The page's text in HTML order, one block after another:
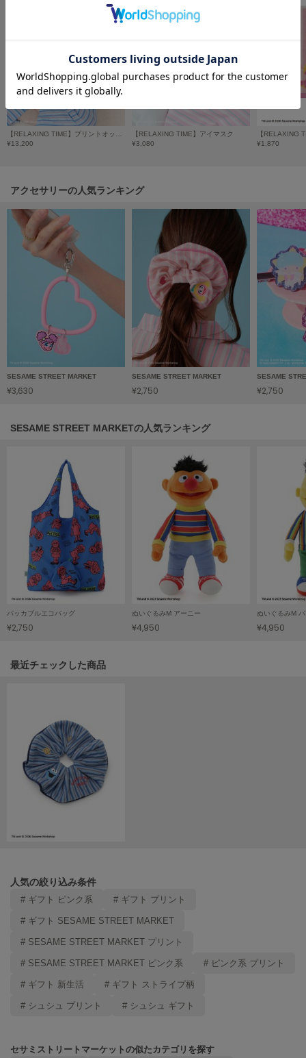
ファーファー
gelato pique
GELATO PIQUE CAT&DOG
ジェラート ピケ キャットアンドドッグ
GRAMICCI
グラミチ
HOKA ONEONE
キーン
le coq sportif
ルコックスポルティフ
LeSportsac
レスポートサック
LILY BROWN
LILY BROWN Lingerie
リトルユニオン トウキョウ
made of Organics
メイドオブオーガニクス
miies miim
ミーエスミーム
Mila Owen
ミラオーウェン
MOIGE
MUCHA
¥13,200
【RELAXING TIME】アイマスク
¥3,080
¥1,870
アクセサリーの人気ランキング
SESAME STREET MARKET
¥3,630
SESAME STREET MARKET
¥2,750
SESAME
¥2,750
SESAME STREET MARKETの人気ランキング
パッカブルエコバッグ
¥2,750
ぬいぐるみM アーニー
¥4,950
ぬいぐるみM
¥4,950
関連記事
最近チェックした商品
人気の絞り込み条件
# ギフト ピンク系 # ギフト プリント
# ギフト SESAME STREET MARKET
# SESAME STREET MARKET プリント
# SESAME STREET MARKET ピンク系 # ピンク系 プリント
# ギフト 新生活 # ギフト ストライプ柄
# シュシュ プリント # シュシュ ギフト
セサミストリートマーケットの似たカテゴリを探す